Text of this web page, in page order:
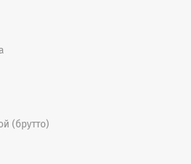
(брутто)